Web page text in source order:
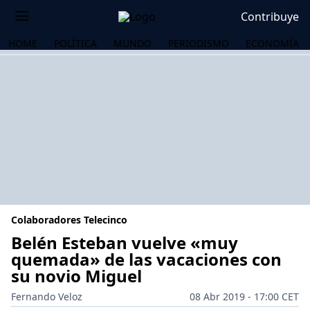
Contribuye
HOME POLÍTICA MUNDO PERIODISMO ECONOMÍA
Colaboradores Telecinco
Belén Esteban vuelve «muy
quemada» de las vacaciones con
su novio Miguel
Fernando Veloz
08 Abr 2019 - 17:00 CET